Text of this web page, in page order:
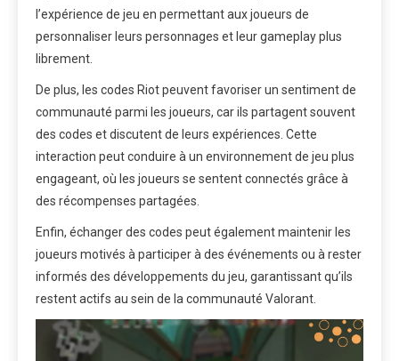
l’expérience de jeu en permettant aux joueurs de
personnaliser leurs personnages et leur gameplay plus
librement.
De plus, les codes Riot peuvent favoriser un sentiment de
communauté parmi les joueurs, car ils partagent souvent
des codes et discutent de leurs expériences. Cette
interaction peut conduire à un environnement de jeu plus
engageant, où les joueurs se sentent connectés grâce à
des récompenses partagées.
Enfin, échanger des codes peut également maintenir les
joueurs motivés à participer à des événements ou à rester
informés des développements du jeu, garantissant qu’ils
restent actifs au sein de la communauté Valorant.